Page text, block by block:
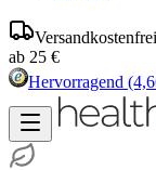
ab 25 €
Hervorragend